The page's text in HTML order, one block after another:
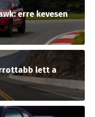
erre kevesen
lett a